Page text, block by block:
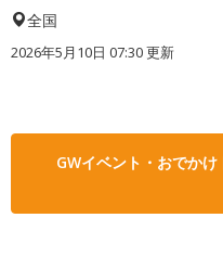
全国
2026年5月10日 07:30 更新
GWイベント・おでか